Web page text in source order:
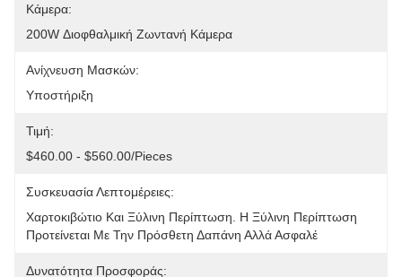
Κάμερα:
200W Διοφθαλμική Ζωντανή Κάμερα
Ανίχνευση Μασκών:
Υποστήριξη
Τιμή:
$460.00 - $560.00/pieces
Συσκευασία Λεπτομέρειες:
Χαρτοκιβώτιο Και Ξύλινη Περίπτωση. Η Ξύλινη Περίπτωση
Προτείνεται Με Την Πρόσθετη Δαπάνη Αλλά Ασφαλέ
Δυνατότητα Προσφοράς: